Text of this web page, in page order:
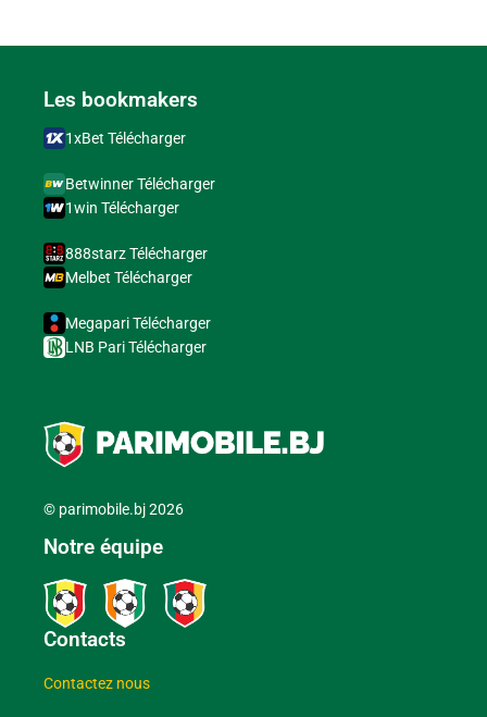
Les bookmakers
1xBet Télécharger
Betwinner Télécharger
1win Télécharger
888starz Télécharger
Melbet Télécharger
Megapari Télécharger
LNB Pari Télécharger
© parimobile.bj 2026
Notre équipe
Contacts
Contactez nous